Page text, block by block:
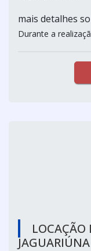
mais detalhes
Durante a
LOCAÇÃO
JAGUARIÚNA